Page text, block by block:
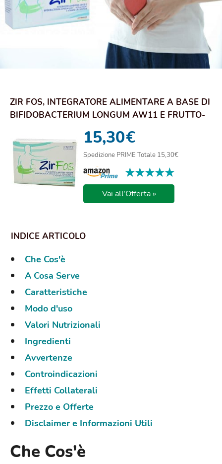
ZIR FOS, INTEGRATORE ALIMENTARE A BASE DI
BIFIDOBACTERIUM LONGUM AW11 E FRUTTO-
15,30€
Spedizione PRIME Totale 15,30€
★★★★★
★★★★★
Vai all'Offerta »
Che Cos'è
A Cosa Serve
Caratteristiche
Modo d'uso
Valori Nutrizionali
Ingredienti
Avvertenze
Controindicazioni
Effetti Collaterali
Prezzo e Offerte
Disclaimer e Informazioni Utili
Che Cos'è